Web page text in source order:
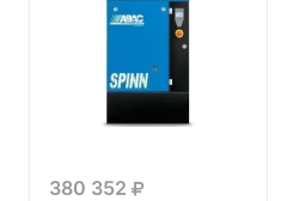
380 352